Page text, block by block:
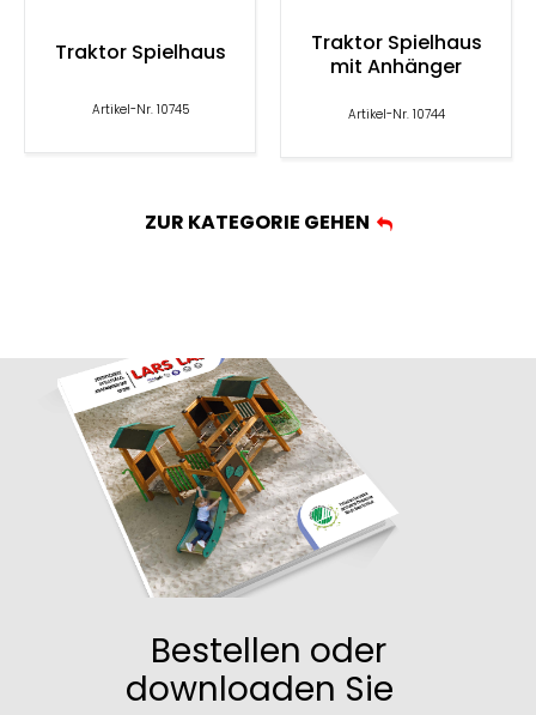
Traktor Spielhaus
Artikel-Nr. 10745
Traktor Spielhaus
mit Anhänger
Artikel-Nr. 10744
ZUR KATEGORIE GEHEN
Bestellen oder
downloaden Sie